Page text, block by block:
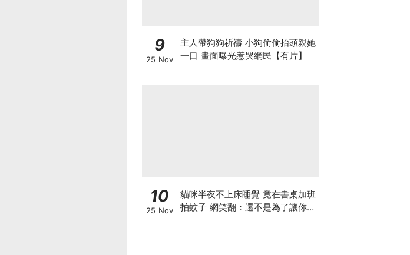
9
25 Nov
主人帶狗狗祈禱 小狗偷偷抬頭親她
一口 畫面曝光惹哭網民【有片】
10
25 Nov
貓咪半夜不上床睡覺 竟在書桌加班
拍蚊子 網笑翻：還不是為了讓你睡